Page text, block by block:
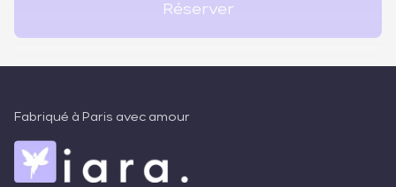
Réserver
Fabriqué à Paris avec amour